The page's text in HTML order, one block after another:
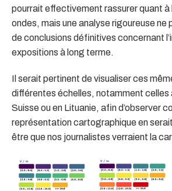
pourrait effectivement rassurer quant à
ondes, mais une analyse rigoureuse ne
de conclusions définitives concernant
expositions à long terme.
Il serait pertinent de visualiser ces
différentes échelles, notamment celles
Suisse ou en Lituanie, afin d’observer
représentation cartographique en
être que nos journalistes verraient la